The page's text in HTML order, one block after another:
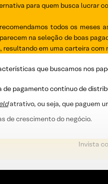
para quem busca lucrar
todos os meses
na seleção de boas
resultando em uma carteira
que buscamos nos
de pagamento contínuo de
atrativo, ou seja, que paguem
de crescimento do negócio.
Invista